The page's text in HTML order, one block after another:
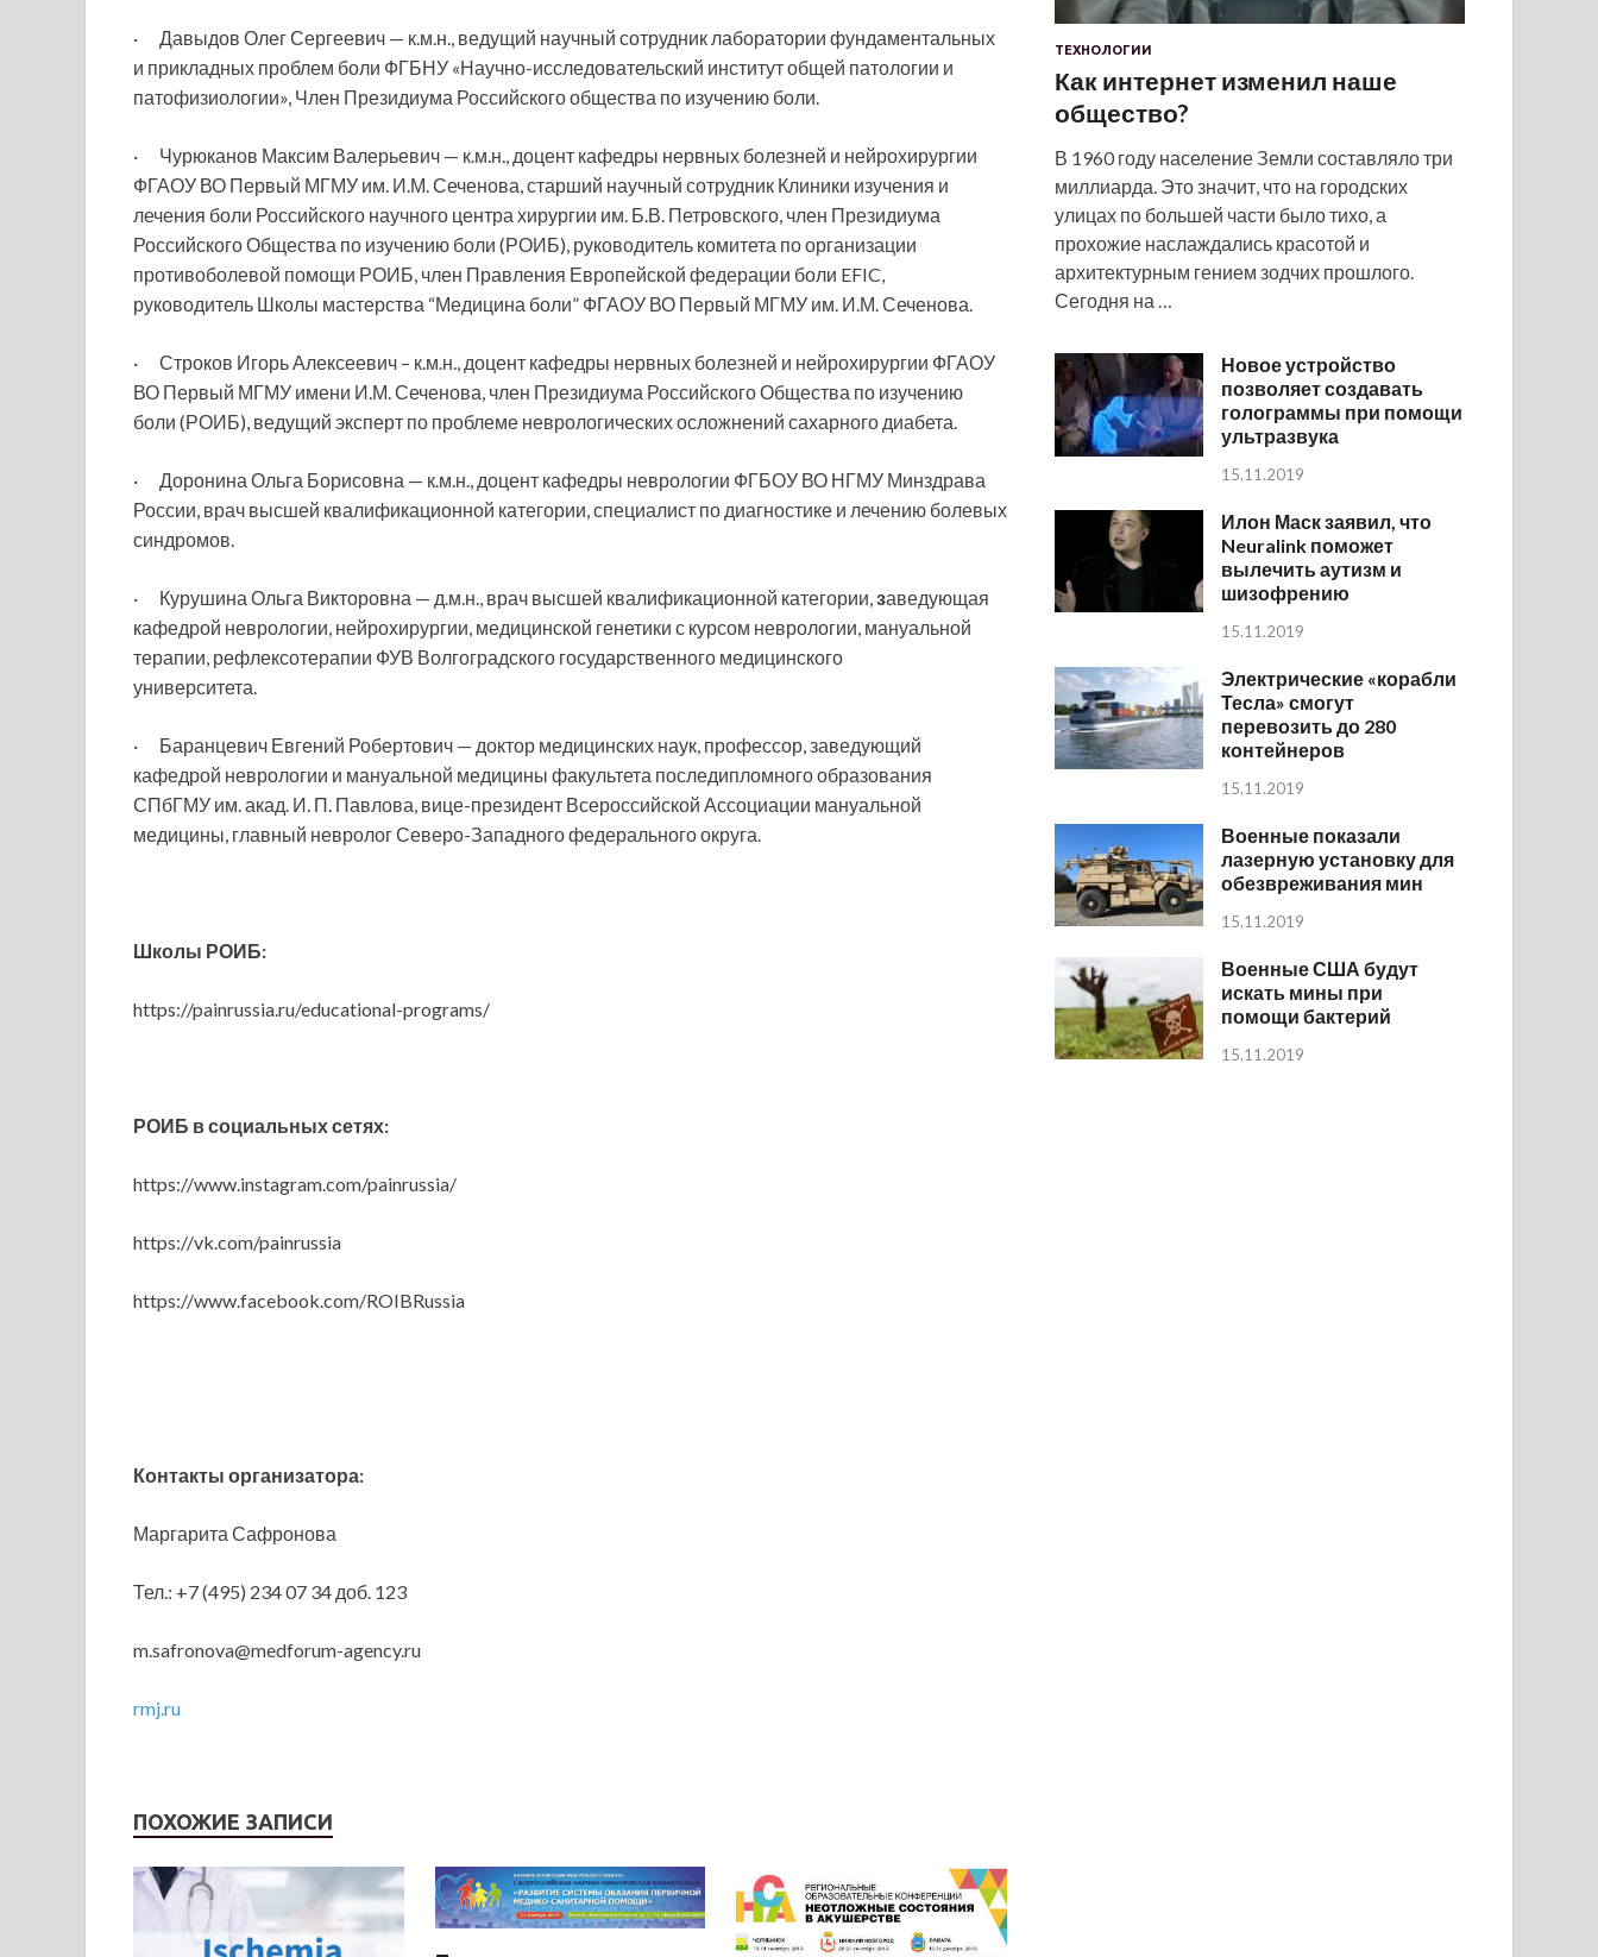
· Давыдов Олег Сергеевич — к.м.н., ведущий научный сотрудник лаборатории фундаментальных
и прикладных проблем боли ФГБНУ «Научно-исследовательский институт общей патологии и
патофизиологии», Член Президиума Российского общества по изучению боли.
· Чурюканов Максим Валерьевич — к.м.н., доцент кафедры нервных болезней и нейрохирургии
ФГАОУ ВО Первый МГМУ им. И.М. Сеченова, старший научный сотрудник Клиники изучения и
лечения боли Российского научного центра хирургии им. Б.В. Петровского, член Президиума
Российского Общества по изучению боли (РОИБ), руководитель комитета по организации
противоболевой помощи РОИБ, член Правления Европейской федерации боли EFIC,
руководитель Школы мастерства “Медицина боли” ФГАОУ ВО Первый МГМУ им. И.М. Сеченова.
· Строков Игорь Алексеевич – к.м.н., доцент кафедры нервных болезней и нейрохирургии ФГАОУ
ВО Первый МГМУ имени И.М. Сеченова, член Президиума Российского Общества по изучению
боли (РОИБ), ведущий эксперт по проблеме неврологических осложнений сахарного диабета.
· Доронина Ольга Борисовна — к.м.н., доцент кафедры неврологии ФГБОУ ВО НГМУ Минздрава
России, врач высшей квалификационной категории, специалист по диагностике и лечению болевых
синдромов.
· Курушина Ольга Викторовна — д.м.н., врач высшей квалификационной категории,заведующая
кафедрой неврологии, нейрохирургии, медицинской генетики с курсом неврологии, мануальной
терапии, рефлексотерапии ФУВ Волгоградского государственного медицинского
университета.
· Баранцевич Евгений Робертович — доктор медицинских наук, профессор, заведующий
кафедрой неврологии и мануальной медицины факультета последипломного образования
СПбГМУ им. акад. И. П. Павлова, вице-президент Всероссийской Ассоциации мануальной
медицины, главный невролог Северо-Западного федерального округа.
Школы РОИБ:
https://painrussia.ru/educational-programs/
РОИБ в социальных сетях:
https://www.instagram.com/painrussia/
https://vk.com/painrussia
https://www.facebook.com/ROIBRussia
Контакты организатора:
Маргарита Сафронова
Тел.: +7 (495) 234 07 34 доб. 123
m.safronova@medforum-agency.ru
rmj.ru
ПОХОЖИЕ ЗАПИСИ
ТЕХНОЛОГИИ
Как интернет изменил наше
общество?
В 1960 году население Земли составляло три
миллиарда. Это значит, что на городских
улицах по большей части было тихо, а
прохожие наслаждались красотой и
архитектурным гением зодчих прошлого.
Сегодня на …
Новое устройство
позволяет создавать
голограммы при помощи
ультразвука
15.11.2019
Илон Маск заявил, что
Neuralink поможет
вылечить аутизм и
шизофрению
15.11.2019
Электрические «корабли
Тесла» смогут
перевозить до 280
контейнеров
15.11.2019
Военные показали
лазерную установку для
обезвреживания мин
15.11.2019
Военные США будут
искать мины при
помощи бактерий
15.11.2019